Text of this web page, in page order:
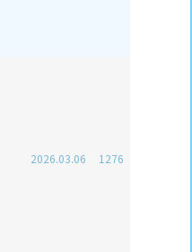
2026.03.06 1276